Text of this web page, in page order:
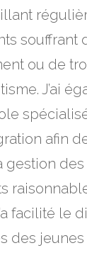
souffrant
ou de
J’ai
afin
gestion des
facilité le
des